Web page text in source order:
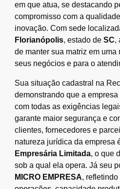
em que atua, se destacando
compromisso com a
inovação. Com sede
Florianópolis, estado de SC,
de manter sua matriz em uma
seus negócios e para o
Sua situação cadastral na
demonstrando que a
com todas as exigências
garante maior segurança e
clientes, fornecedores e
natureza jurídica da empresa
Empresária Limitada, o que
sob a qual ela opera. Já seu
MICRO EMPRESA,